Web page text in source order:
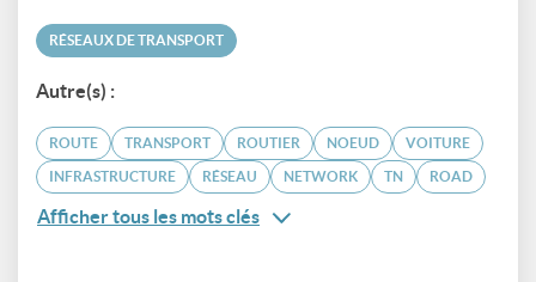
RÉSEAUX DE TRANSPORT
Autre(s) :
ROUTE TRANSPORT ROUTIER NOEUD VOITURE
INFRASTRUCTURE RÉSEAU NETWORK TN ROAD
Afficher tous les mots clés